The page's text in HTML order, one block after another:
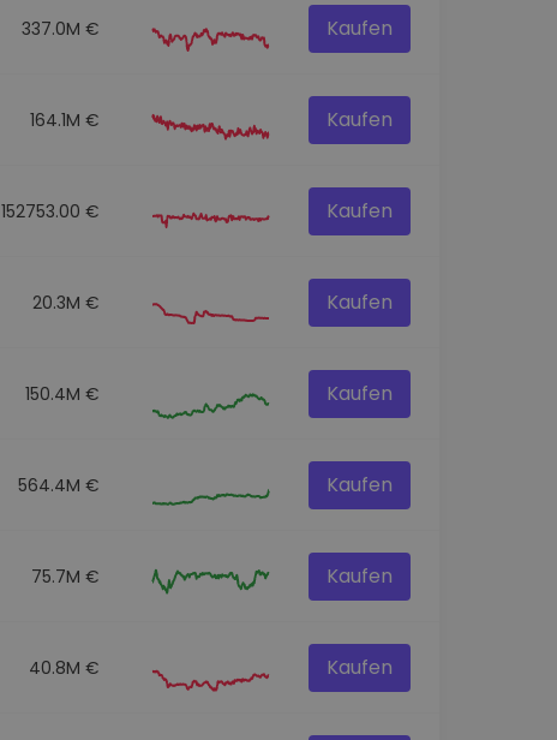
337.0M € Kaufen
164.1M € Kaufen
152753.00 € Kaufen
20.3M € Kaufen
150.4M € Kaufen
564.4M € Kaufen
75.7M € Kaufen
40.8M € Kaufen